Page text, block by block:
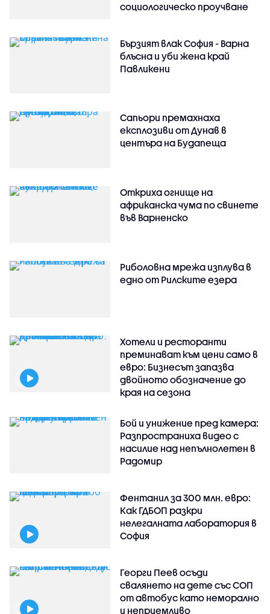
социологическо проучване
Бързият влак София - Варна
блъсна и уби жена край
Павликени
Сапьори премахнаха
експлозиви от Дунав в
центъра на Будапеща
Откриха огнище на
африканска чума по свинете
във Варненско
Риболовна мрежа изплува в
едно от Рилските езера
Хотели и ресторанти
преминават към цени само в
евро: Бизнесът запазва
двойното обозначение до
края на сезона
Бой и унижение пред камера:
Разпространиха видео с
насилие над непълнолетен в
Радомир
Фентанил за 300 млн. евро:
Как ГДБОП разкри
нелегалната лаборатория в
София
Георги Пеев осъди
свалянето на дете със СОП
от автобус като неморално
и неприемливо